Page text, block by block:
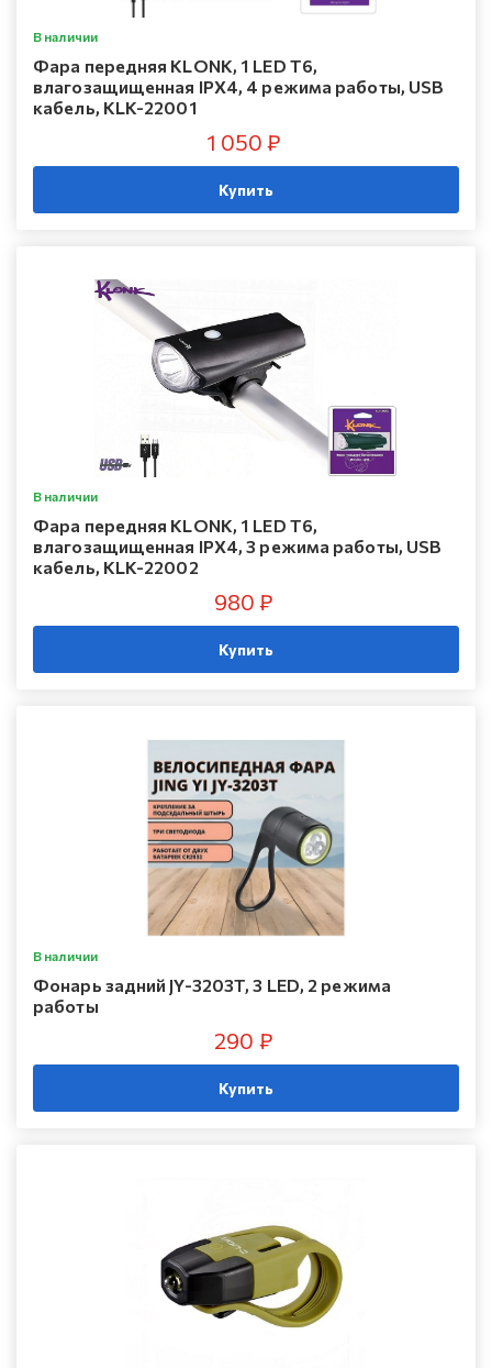
В наличии
Фара передняя KLONK, 1 LED T6,
влагозащищенная IPX4, 4 режима работы, USB
кабель, KLK-22001
1 050 ₽
Купить
В наличии
Фара передняя KLONK, 1 LED T6,
влагозащищенная IPX4, 3 режима работы, USB
кабель, KLK-22002
980 ₽
Купить
В наличии
Фонарь задний JY-3203T, 3 LED, 2 режима
работы
290 ₽
Купить